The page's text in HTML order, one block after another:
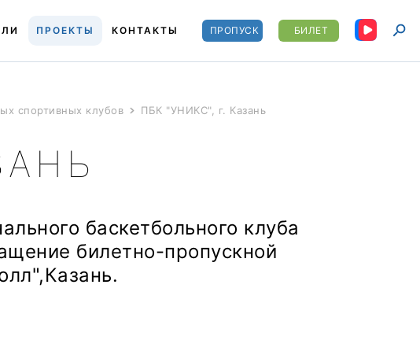
ПРОЕКТЫ КОНТАКТЫ ПРОПУСК БИЛЕТ
спортивных клубов ПБК "УНИКС", г. Казань
баскетбольного клуба
билетно-пропускной